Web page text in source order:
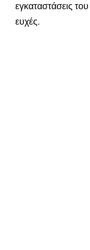
εγκαταστάσεις
ευχές.